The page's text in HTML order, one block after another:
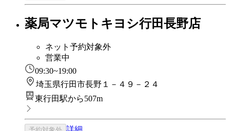
薬局マツモトキヨシ行田長野店
ネット予約対象外
営業中
09:30~19:00
埼玉県行田市長野１－４９－２４
東行田駅から507m
詳細